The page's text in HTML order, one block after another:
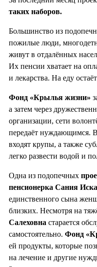
таких наборов.
Большинство из
пожилые люди,
живут в отдалённых
Их пенсии хватает на
и лекарства. На еду
Фонд «Крылья жизни»
а затем через
организации, сети
передаёт нуждающимся. В
входят крупы, а также
легко развести водой и
Одна из подопечных
пенсионерка Сания
единственного сына
близких. Несмотря на
Салеховна старается
самостоятельно. Фонд
ей продукты, которые
на лечение и другие